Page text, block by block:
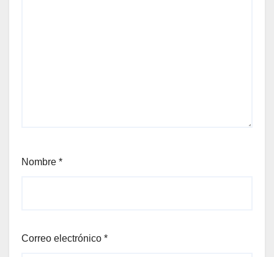
Nombre *
Correo electrónico *